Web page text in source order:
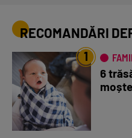
RECOMANDĂRI
1
6